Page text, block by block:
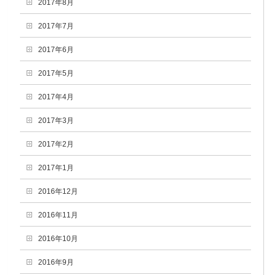
2017年8月
2017年7月
2017年6月
2017年5月
2017年4月
2017年3月
2017年2月
2017年1月
2016年12月
2016年11月
2016年10月
2016年9月